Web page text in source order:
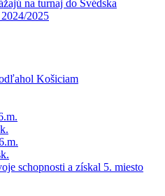
na turnaj do Švédska
2025
Košiciam
schopnosti a získal 5. miesto